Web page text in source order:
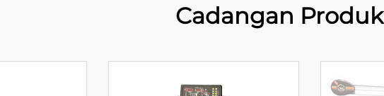
Cadangan